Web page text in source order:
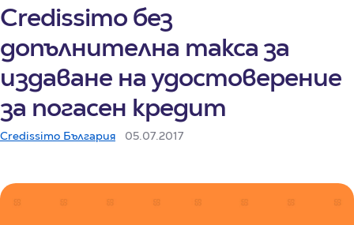
Credissimo без
допълнителна такса за
издаване на удостоверение
за погасен кредит
Credissimo България 05.07.2017